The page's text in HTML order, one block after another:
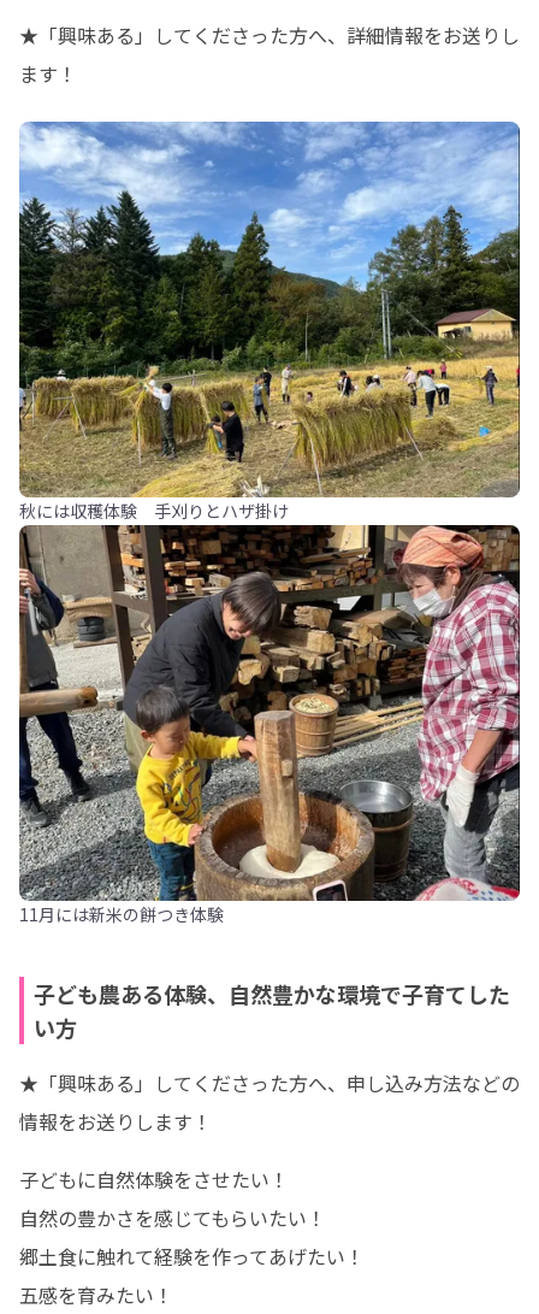
★「興味ある」してくださった方へ、詳細情報をお送りし
ます！
秋には収穫体験 手刈りとハザ掛け
11月には新米の餅つき体験
子ども農ある体験、自然豊かな環境で子育てした
い方
★「興味ある」してくださった方へ、申し込み方法などの
情報をお送りします！
子どもに自然体験をさせたい！
自然の豊かさを感じてもらいたい！
郷土食に触れて経験を作ってあげたい！
五感を育みたい！